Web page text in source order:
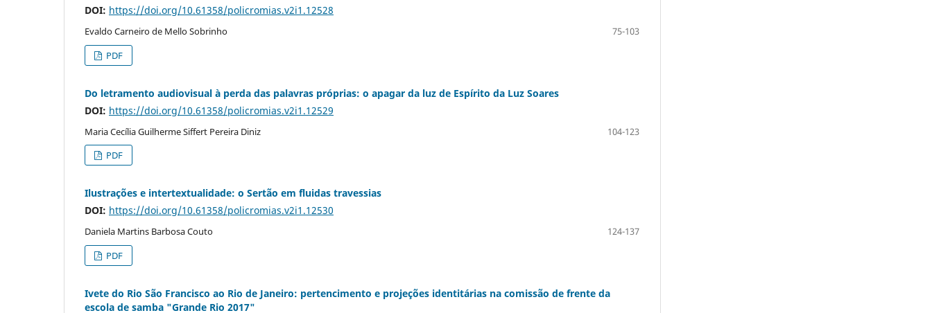
DOI: https://doi.org/10.61358/policromias.v2i1.12528
Evaldo Carneiro de Mello Sobrinho
75-103
PDF
Do letramento audiovisual à perda das palavras próprias: o apagar da luz de Espírito da Luz Soares
DOI: https://doi.org/10.61358/policromias.v2i1.12529
Maria Cecília Guilherme Siffert Pereira Diniz
104-123
PDF
Ilustrações e intertextualidade: o Sertão em fluidas travessias
DOI: https://doi.org/10.61358/policromias.v2i1.12530
Daniela Martins Barbosa Couto
124-137
PDF
Ivete do Rio São Francisco ao Rio de Janeiro: pertencimento e projeções identitárias na comissão de frente da
escola de samba "Grande Rio 2017"